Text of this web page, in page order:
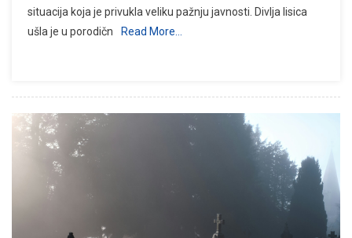
situacija koja je privukla veliku pažnju javnosti. Divlja lisica
ušla je u porodičn
Read More…